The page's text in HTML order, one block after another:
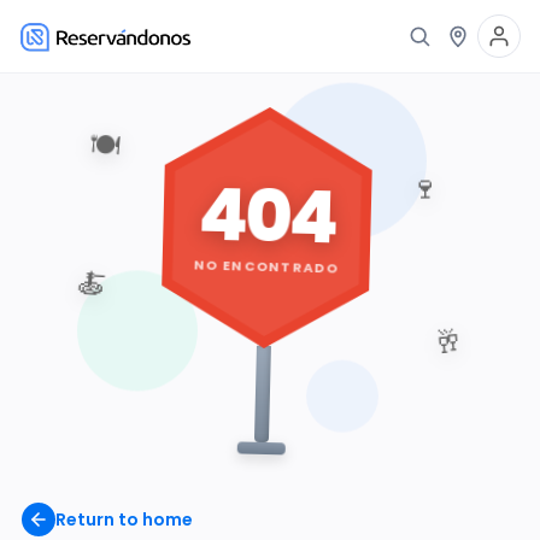
Return to home
🍽️
🍷
🥂
🍝
404
NO ENCONTRADO